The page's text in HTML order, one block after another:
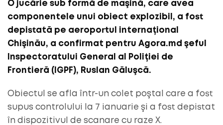
O jucărie sub formă de maşină, care avea
componentele unui obiect explozibil, a fost
depistată pe aeroportul internaţional
Chişinău, a confirmat pentru Agora.md şeful
Inspectoratului General al Poliţiei de
Frontieră (IGPF), Ruslan Găluşcă.
Obiectul se afla într-un colet poştal care a fost
supus controlului la 7 ianuarie şi a fost depistat
în dispozitivul de scanare cu raze X.